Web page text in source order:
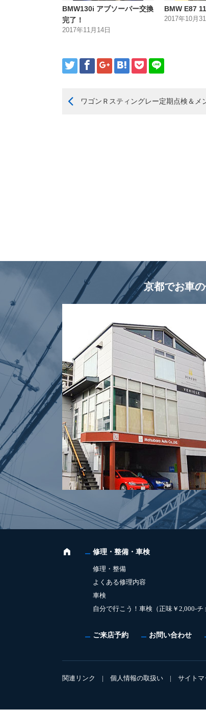
BMW130i アブソーバー交換
完了！
2017年11月14日
BMW E87
2017年10月
ワゴンＲスティングレー定期点検＆メ
京都でお車
修理・整備・車検
修理・整備
よくある修理内容
車検
自分で行こう！車検（正味￥2,000-チ
ご来店予約 お問い合わせ
関連リンク | 個人情報の取扱い | サイトマ